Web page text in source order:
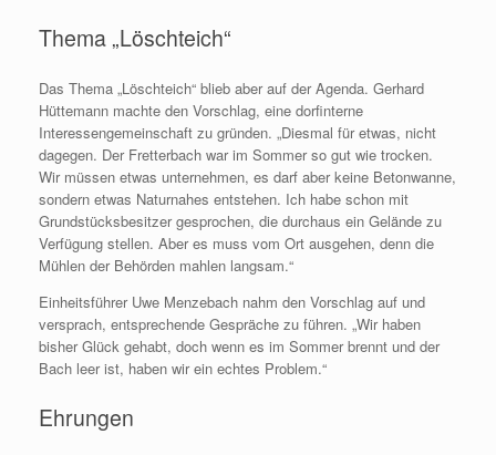
Thema „Löschteich“
Das Thema „Löschteich“ blieb aber auf der Agenda. Gerhard
Hüttemann machte den Vorschlag, eine dorfinterne
Interessengemeinschaft zu gründen. „Diesmal für etwas, nicht
dagegen. Der Fretterbach war im Sommer so gut wie trocken.
Wir müssen etwas unternehmen, es darf aber keine Betonwanne,
sondern etwas Naturnahes entstehen. Ich habe schon mit
Grundstücksbesitzer gesprochen, die durchaus ein Gelände zu
Verfügung stellen. Aber es muss vom Ort ausgehen, denn die
Mühlen der Behörden mahlen langsam.“
Einheitsführer Uwe Menzebach nahm den Vorschlag auf und
versprach, entsprechende Gespräche zu führen. „Wir haben
bisher Glück gehabt, doch wenn es im Sommer brennt und der
Bach leer ist, haben wir ein echtes Problem.“
Ehrungen